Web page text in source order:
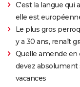
C'est la langue qui
elle est
Le plus gros
y a 30 ans, renaît
Quelle amende en
devez absolument
vacances